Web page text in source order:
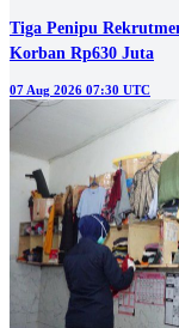
Tiga Penipu
Korban Rp630 Juta
07 Aug 2026 07:30 UTC